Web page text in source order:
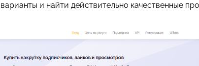
и найти действительно качественные